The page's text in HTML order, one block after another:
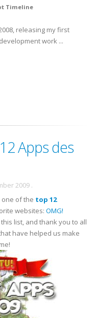
Timeline
releasing my first
work ...
Apps des
2009 .
one of the top 12
websites: OMG!
list, and thank you to all
have helped us make